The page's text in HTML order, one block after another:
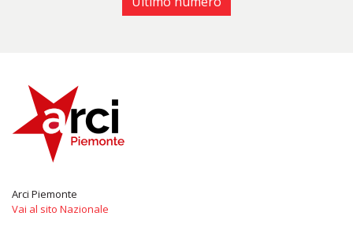
Arci Piemonte
Vai al sito Nazionale